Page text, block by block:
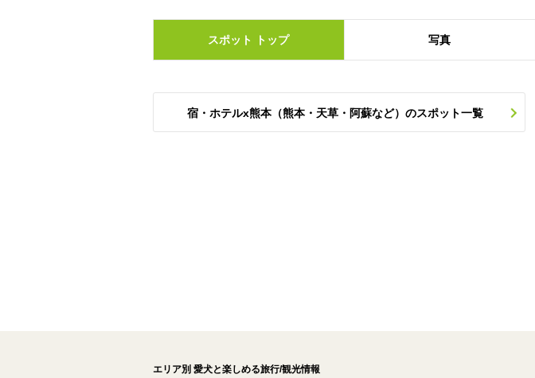
スポット トップ 写真
宿・ホテルx熊本（熊本・天草・阿蘇など）のスポット一覧
エリア別 愛犬と楽しめる旅行/観光情報